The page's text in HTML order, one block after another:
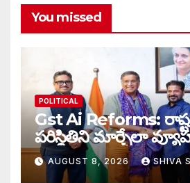
You missed
POLITICAL
Gst Ai Reforms:
పరిస్థితిని మార్చేలా
AUGUST 8, 2026 SHIVA